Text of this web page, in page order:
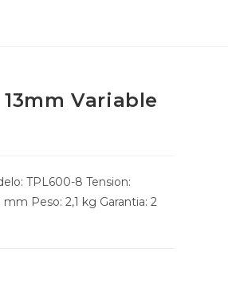
Variable
TPL600-8 Tension:
Peso: 2,1 kg Garantia: 2